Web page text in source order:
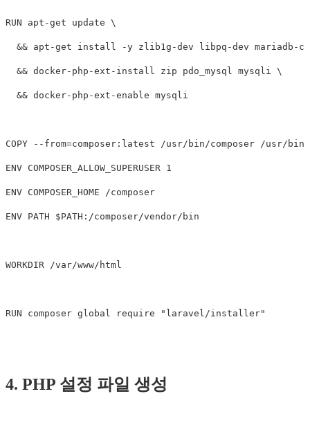
RUN apt-get update
&& apt-get install -y zlib1g-dev libpq-dev mariadb-
&& docker-php-ext-install zip pdo_mysql mysqli
&& docker-php-ext-enable mysqli
COPY --from=composer:latest /usr/bin/composer /usr/bin/
ENV COMPOSER_ALLOW_SUPERUSER 1
ENV COMPOSER_HOME /composer
ENV PATH $PATH:/composer/vendor/bin
WORKDIR /var/www/html
RUN composer global require "laravel/installer"
4. PHP 설정 파일 생성